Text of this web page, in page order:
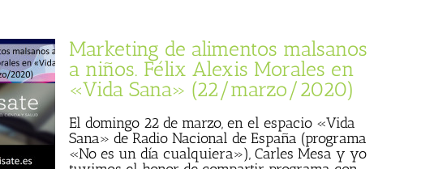
Marketing de alimentos malsanos
a niños. Félix Alexis Morales en
«Vida Sana» (22/marzo/2020)
El domingo 22 de marzo, en el espacio «Vida
Sana» de Radio Nacional de España (programa
«No es un día cualquiera»), Carles Mesa y yo